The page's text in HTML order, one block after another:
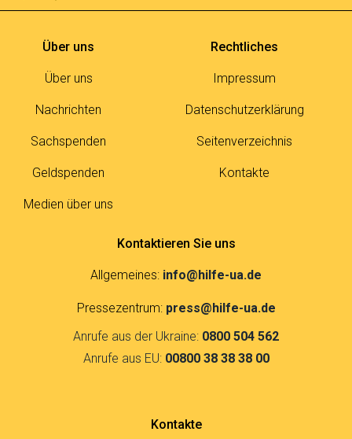
Über uns
Über uns
Nachrichten
Sachspenden
Geldspenden
Medien über uns
Rechtliches
Impressum
Datenschutzerklärung
Seitenverzeichnis
Kontakte
Kontaktieren Sie uns
Allgemeines: info@hilfe-ua.de
Pressezentrum: press@hilfe-ua.de
Anrufe aus der Ukraine: 0800 504 562
Anrufe aus EU: 00800 38 38 38 00
Kontakte